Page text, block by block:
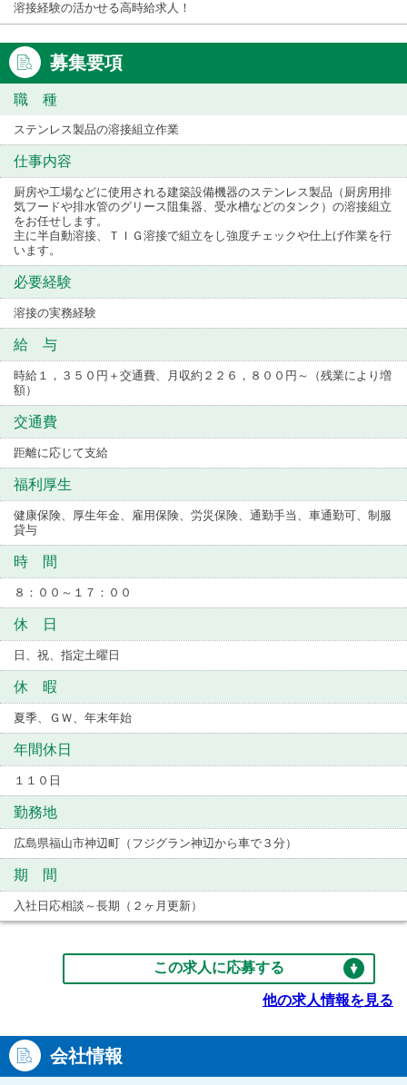
溶接経験の活かせる高時給求人！
募集要項
職 種
ステンレス製品の溶接組立作業
仕事内容
厨房や工場などに使用される建築設備機器のステンレス製品（厨房用排
気フードや排水管のグリース阻集器、受水槽などのタンク）の溶接組立
をお任せします。
主に半自動溶接、ＴＩＧ溶接で組立をし強度チェックや仕上げ作業を行
います。
必要経験
溶接の実務経験
給 与
時給１，３５０円＋交通費、月収約２２６，８００円～（残業により増
額）
交通費
距離に応じて支給
福利厚生
健康保険、厚生年金、雇用保険、労災保険、通勤手当、車通勤可、制服
貸与
時 間
８：００～１７：００
休 日
日、祝、指定土曜日
休 暇
夏季、ＧＷ、年末年始
年間休日
１１０日
勤務地
広島県福山市神辺町（フジグラン神辺から車で３分）
期 間
入社日応相談～長期（２ヶ月更新）
この求人に応募する
他の求人情報を見る
会社情報